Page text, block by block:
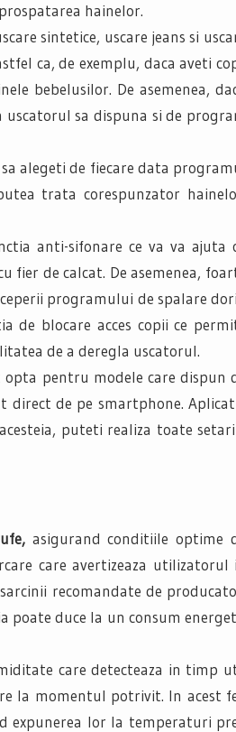
hainelor.
sintetice, uscare jeans si
ca, de exemplu, daca aveti
bebelusilor. De asemenea,
sa dispuna si de
alegeti de fiecare data
trata corespunzator
anti-sifonare ce va va ajuta
fier de calcat. De asemenea,
programului de spalare
de blocare acces copii ce
de a deregla uscatorul.
pentru modele care dispun
de pe smartphone.
puteti realiza toate
asigurand conditiile optime
care avertizeaza utilizatorul
recomandate de
poate duce la un consum
care detecteaza in timp
la momentul potrivit. In acest
expunerea lor la temperaturi